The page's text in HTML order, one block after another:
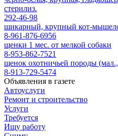
стерилиз.
292-46-98
шикарный, крупный кот-
8-961-876-6956
щенки 1 мес. от мелкой собаки
8-953-862-7521
щенок охотничьей породы
8-913-729-5474
Объявления в газете
Автоуслуги
Ремонт и строительство
Услуги
Требуется
Ищу работу